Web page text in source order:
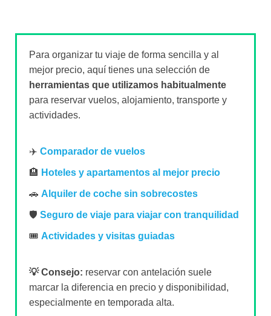
Para organizar tu viaje de forma sencilla y al
mejor precio, aquí tienes una selección de
herramientas que utilizamos habitualmente
para reservar vuelos, alojamiento, transporte y
actividades.
✈️ Comparador de vuelos
🏨 Hoteles y apartamentos al mejor precio
🚗 Alquiler de coche sin sobrecostes
🛡️ Seguro de viaje para viajar con tranquilidad
🎟️ Actividades y visitas guiadas
💡 Consejo: reservar con antelación suele
marcar la diferencia en precio y disponibilidad,
especialmente en temporada alta.